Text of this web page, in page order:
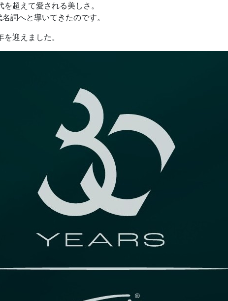
超えて愛される美しさ。
詞へと導いてきたのです。
迎えました。